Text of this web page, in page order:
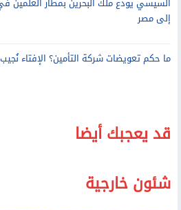
السيسي يودع ملك البحرين بمطار العلمين في
إلى مصر
ما حكم تعويضات شركة التأمين؟ الإفتاء نُجيب
قد يعجبك أيضا
شئون خارجية